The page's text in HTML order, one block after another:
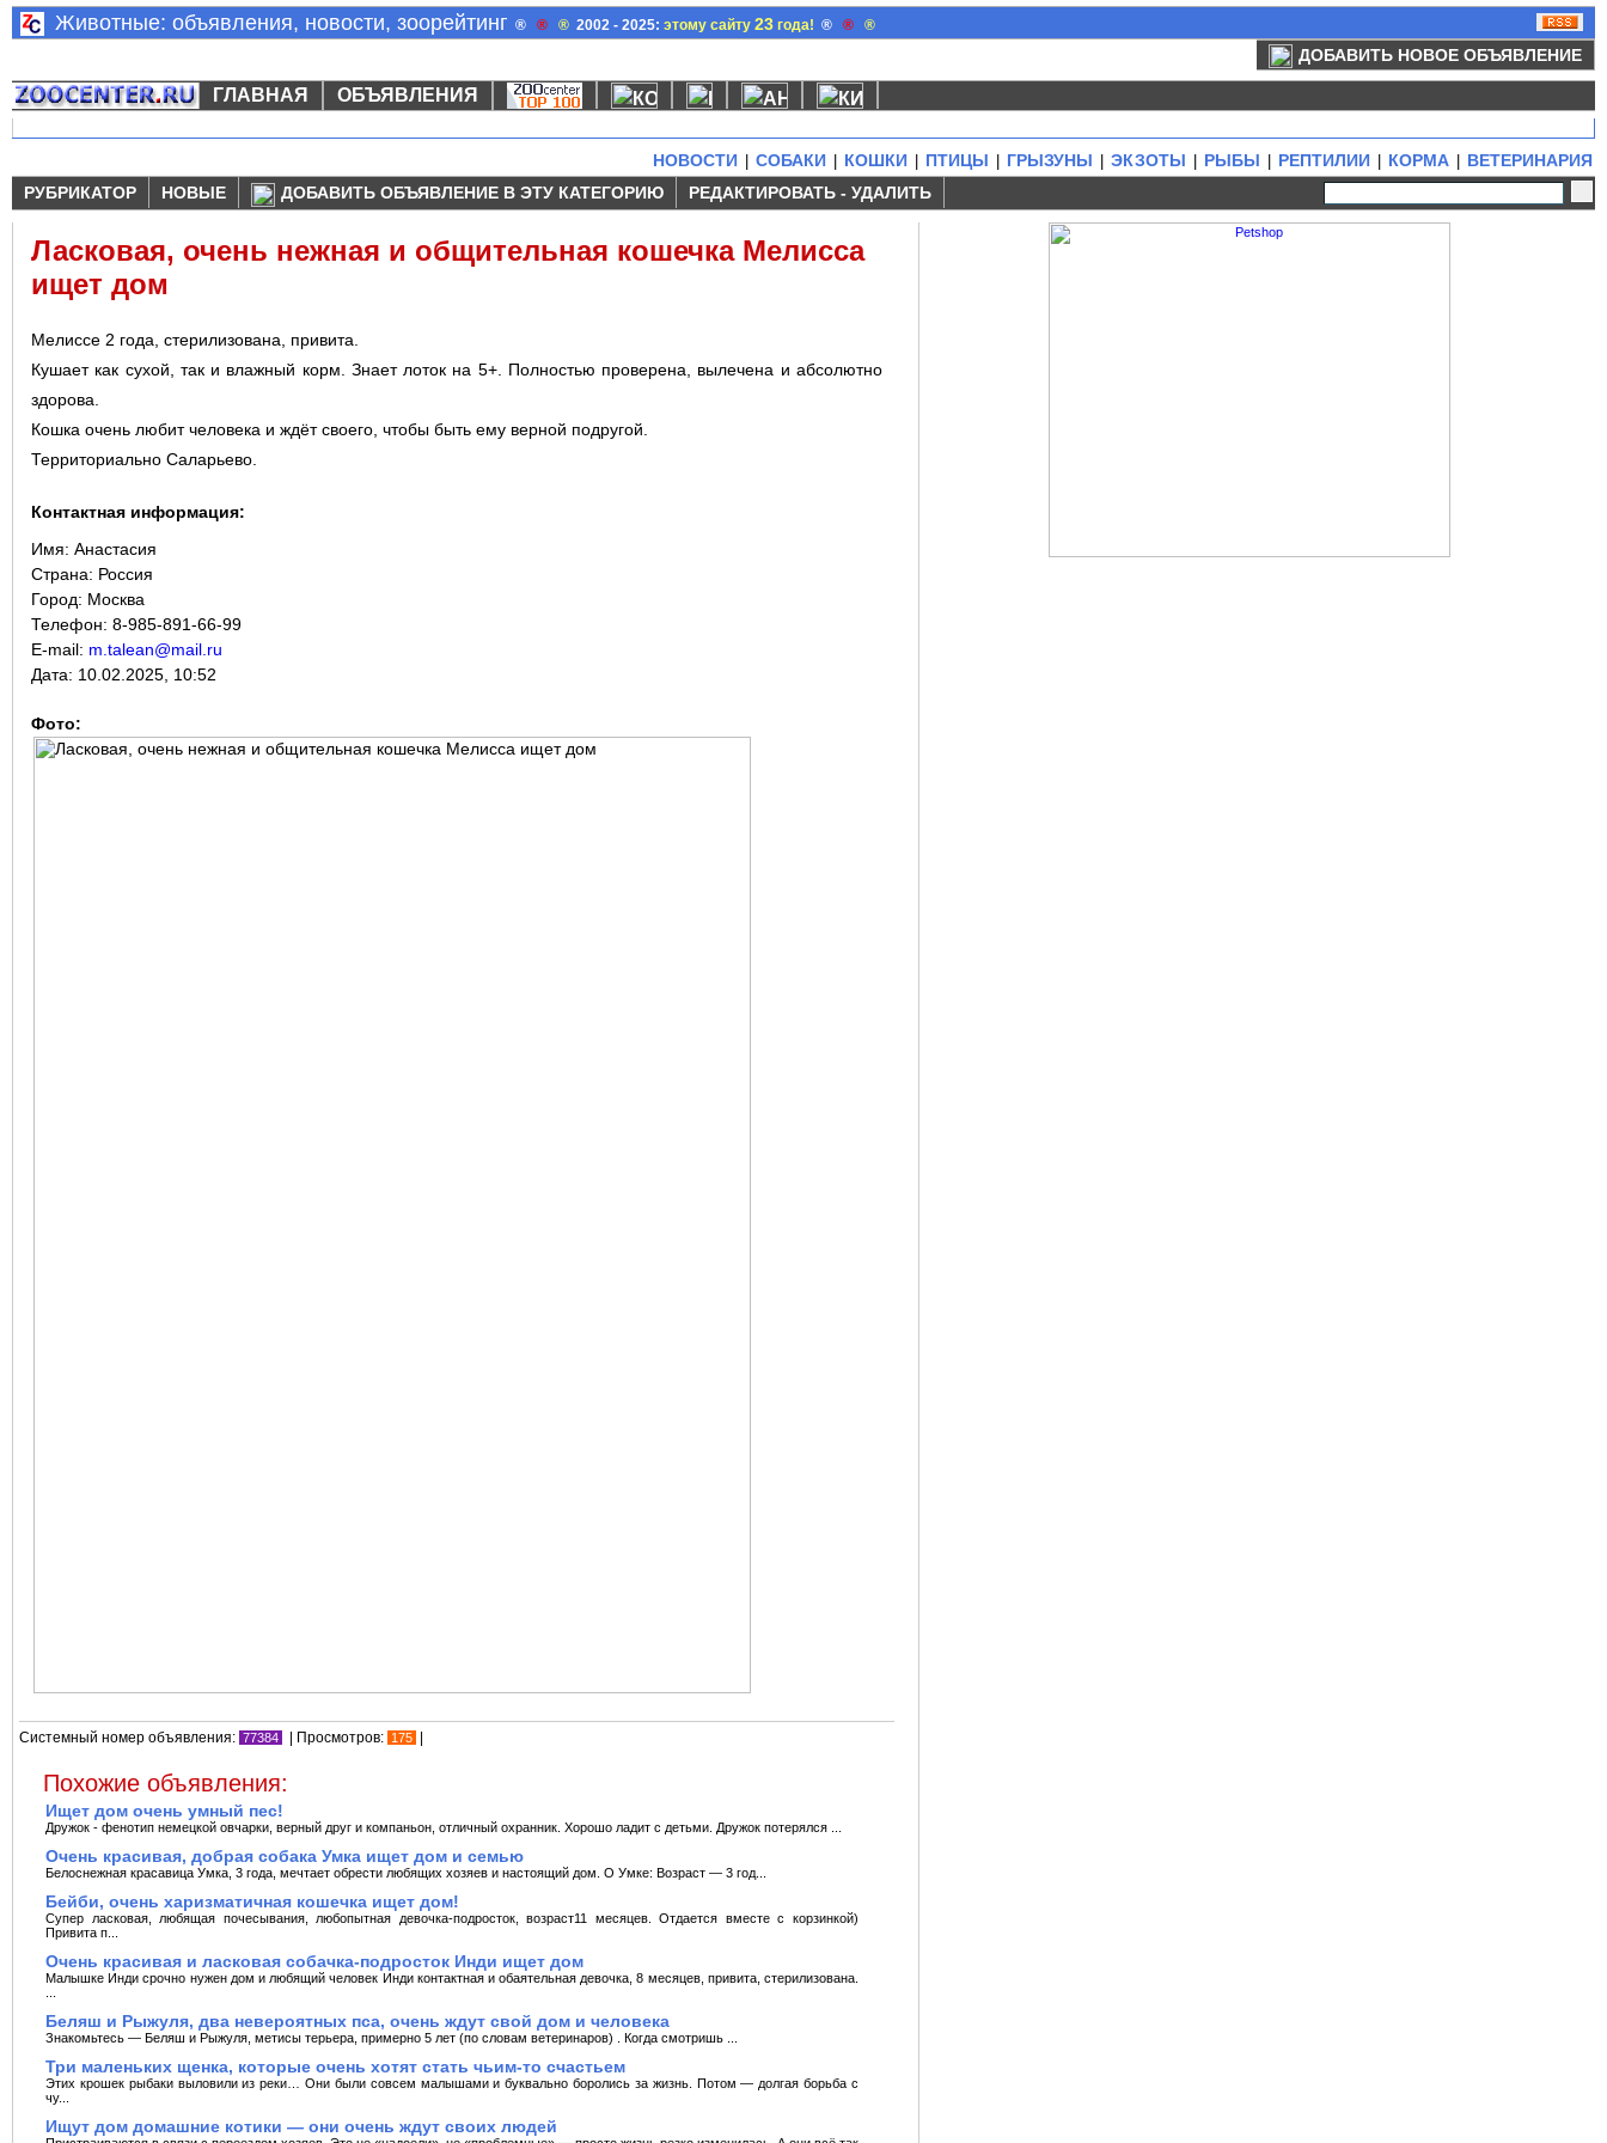
Животные: объявления, новости, зоорейтинг ® ® ® 2002 - 2025:этому сайту23 года! ® ® ®
ДОБАВИТЬ НОВОЕ ОБЪЯВЛЕНИЕ
ГЛАВНАЯ ОБЪЯВЛЕНИЯ
НОВОСТИ СОБАКИ КОШКИ ПТИЦЫ ГРЫЗУНЫ ЭКЗОТЫ РЫБЫ РЕПТИЛИИ КОРМА
ВЕТЕРИНАРИЯ
РУБРИКАТОР
НОВЫЕ ДОБАВИТЬ ОБЪЯВЛЕНИЕ В ЭТУ КАТЕГОРИЮ РЕДАКТИРОВАТЬ - УДАЛИТЬ
Ласковая, очень нежная и общительная кошечка Мелисса
ищет дом
Мелиссе 2 года, стерилизована, привита.
Кушает как сухой, так и влажный корм. Знает лоток на 5+. Полностью проверена, вылечена и абсолютно
здорова.
Кошка очень любит человека и ждёт своего, чтобы быть ему верной подругой.
Территориально Саларьево.
Контактная информация:
Имя: Анастасия
Страна: Россия
Город: Москва
Телефон: 8-985-891-66-99
E-mail: m.talean@mail.ru
Дата: 10.02.2025, 10:52
Фото:
Системный номер объявления: 77384 | Просмотров: 175 |
Похожие объявления:
Ищет дом очень умный пес!
Дружок - фенотип немецкой овчарки, верный друг и компаньон, отличный охранник. Хорошо ладит с детьми. Дружок потерялся ...
Очень красивая, добрая собака Умка ищет дом и семью
Белоснежная красавица Умка, 3 года, мечтает обрести любящих хозяев и настоящий дом. О Умке: Возраст — 3 год...
Бейби, очень харизматичная кошечка ищет дом!
Супер ласковая, любящая почесывания, любопытная девочка-подросток, возраст11 месяцев. Отдается вместе с корзинкой)
Привита п...
Очень красивая и ласковая собачка-подросток Инди ищет дом
Малышке Инди срочно нужен дом и любящий человек Инди контактная и обаятельная девочка, 8 месяцев, привита, стерилизована.
Беляш и Рыжуля, два невероятных пса, очень ждут свой дом и человека
Знакомьтесь — Беляш и Рыжуля, метисы терьера, примерно 5 лет (по словам ветеринаров) . Когда смотришь ...
Три маленьких щенка, которые очень хотят стать чьим-то счастьем
Этих крошек рыбаки выловили из реки… Они были совсем малышами и буквально боролись за жизнь. Потом — долгая борьба с
чу...
Ищут дом домашние котики — они очень ждут своих людей